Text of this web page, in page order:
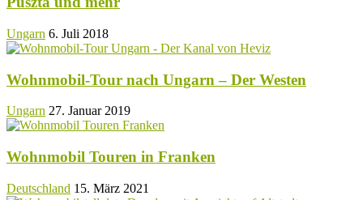
Ungarn 6. Juli 2018
Wohnmobil-Tour nach Ungarn – Der Westen
Ungarn 27. Januar 2019
Wohnmobil Touren in Franken
Deutschland 15. März 2021